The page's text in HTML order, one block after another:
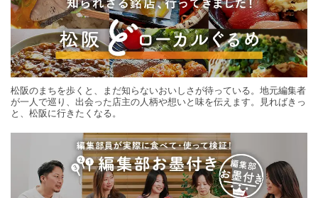
松阪のまちを歩くと、まだ知らないおいしさが待っている。地元編集者
が一人で巡り、出会った店主の人柄や想いと味を伝えます。見ればきっ
と、松阪に行きたくなる。